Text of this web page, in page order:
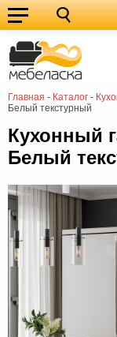
Главная - Каталог -
Белый текстурный
Кухонные
гарнитуры
Мебель
для
кухни
Мебель
для
спальни
Кровати
Шкафы
Диваны
Мягкая
мебель
Детская
мебель
Мебель
в
гостиную
Мебель
для
прихожей
Столы
Комоды
Кухонный
Белый